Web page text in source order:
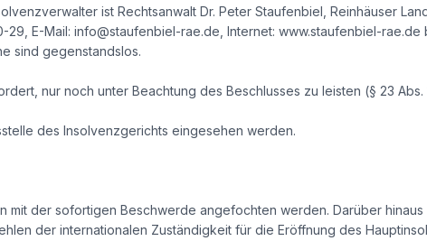
ist Rechtsanwalt Dr. Peter Staufenbiel, Reinhäuser
29, E-Mail: info@staufenbiel-rae.de, Internet: www.staufenbiel-
sind gegenstandslos.
nur noch unter Beachtung des Beschlusses zu leisten (§ 23 Abs.
des Insolvenzgerichts eingesehen werden.
mit der sofortigen Beschwerde angefochten werden. Darüber hinaus
der internationalen Zuständigkeit für die Eröffnung des